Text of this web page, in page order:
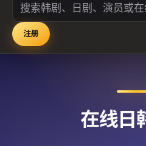
注册
在线日